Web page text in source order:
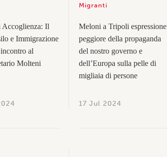
Accoglienza: Il
e Immigrazione
al
Molteni
Migranti
Meloni a Tripoli espressione
peggiore della propaganda
del nostro governo e
dell’Europa sulla pelle di
migliaia di persone
17 Jul 2024